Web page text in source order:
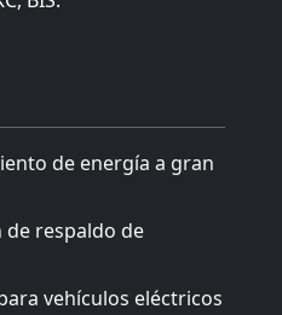
de energía a gran
de respaldo de
vehículos eléctricos